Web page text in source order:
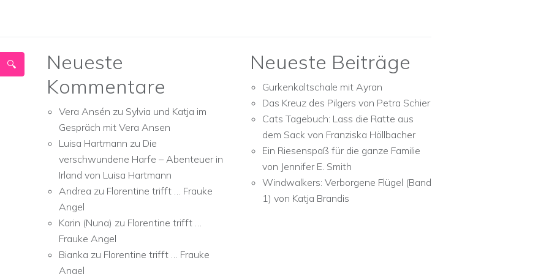
Neueste
Kommentare
Vera Ansén zu Sylvia und Katja im
Gespräch mit Vera Ansen
Luisa Hartmann zu Die
verschwundene Harfe – Abenteuer in
Irland von Luisa Hartmann
Andrea zu Florentine trifft … Frauke
Angel
Karin (Nuna) zu Florentine trifft …
Frauke Angel
Bianka zu Florentine trifft … Frauke
Angel
Neueste Beiträge
Gurkenkaltschale mit Ayran
Das Kreuz des Pilgers von Petra Schier
Cats Tagebuch: Lass die Ratte aus
dem Sack von Franziska Höllbacher
Ein Riesenspaß für die ganze Familie
von Jennifer E. Smith
Windwalkers: Verborgene Flügel (Band
1) von Katja Brandis